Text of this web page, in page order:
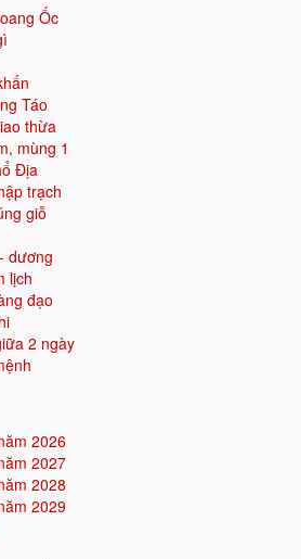
Ốc
Táo
thừa
mùng 1
Địa
trạch
giỗ
dương
lịch
đạo
2 ngày
2026
2027
2028
2029
Hỏa (Hỏa sinh Thổ); Kim (Thổ sinh Kim)
Mộc (Mộc khắc Thổ); Thủy (Thổ khắc
Thủy)
21 tuổi mụ / 20 tuổi dương - Trưởng thành
Thổ
trong các nạp âm thuộc hành
định, vững chắc. Người mệnh Thổ trung
Thượng Thổ: màu hợp, hướng tốt, năm
→
Thổ):
này có xu hướng âm thầm hy sinh để
bỉ, âm thầm tích lũy, có sức cống